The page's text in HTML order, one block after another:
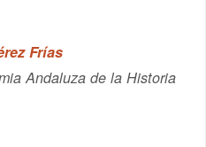
Frías
Andaluza de la Historia